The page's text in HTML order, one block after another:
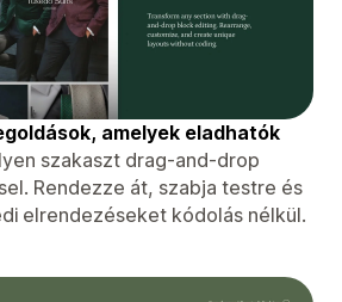
amelyek eladhatók
szakaszt drag-and-drop
Rendezze át, szabja testre és
elrendezéseket kódolás nélkül.